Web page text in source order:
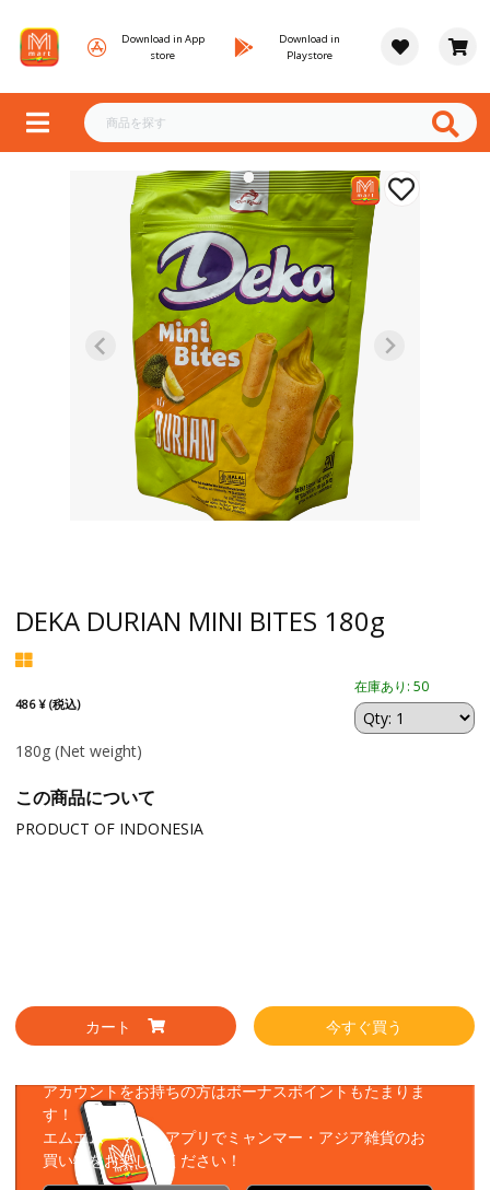
Download in App
store
Download in
Playstore
DEKA DURIAN MINI BITES 180g
486 ¥ (税込)
在庫あり: 50
180g (Net weight)
この商品について
PRODUCT OF INDONESIA
カート 今すぐ買う
アカウントをお持ちの方はボーナスポイントもたまりま
す！
エムエムーマートアプリでミャンマー・アジア雑貨のお
買い物をお楽しみください！